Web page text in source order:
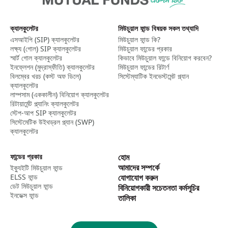
ক্যালকুলেটর
এসআইপি (SIP) ক্যালকুলেটর​
লক্ষ্য (গোল) SIP ক্যালকুলেটর​
স্মার্ট গোল ক্যালকুলেটর​
ইনফ্লেশন (মুদ্রাস্ফীতি) ক্যালকুলেটর​
বিলম্বের খরচ (কস্ট অফ ডিলে)
ক্যালকুলেটর
লাম্পসাম (এককালীন) বিনিয়োগ ক্যালকুলেটর​
রিটায়ার্মেন্ট প্ল্যানিং ক্যালকুলেটর
স্টেপ-আপ SIP ক্যালকুলেটর​
সিস্টেমেটিক উইথড্রল প্ল্যান (SWP)
ক্যালকুলেটর​
মিউচুয়াল ফান্ড বিষয়ক সকল তথ্যাদি
মিউচুয়াল ফান্ড কি?
মিউচুয়াল ফান্ডের প্রকার
কিভাবে মিউচুয়াল ফান্ডে বিনিয়োগ করবেন?
মিউচুয়াল ফান্ডের রিটার্ণ
সিস্টেম্যাটিক ইনভেস্টমেন্ট প্ল্যান
ফান্ডের প্রকার
ইক্যুইটি মিউচুয়াল ফান্ড
ELSS ফান্ড
ডেট মিউচুয়াল ফান্ড
ইনডেক্স ফান্ড
হোম
আমাদের সম্পর্কে
যোগাযোগ করুন
বিনিয়োগকারী সচেতনতা কর্মসূচির
তালিকা